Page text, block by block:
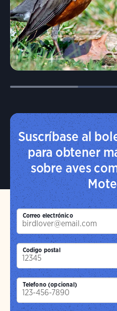
Suscríbase al
para obtener
sobre aves
Correo electrónico
Codigo postal
Telefono (opcional)